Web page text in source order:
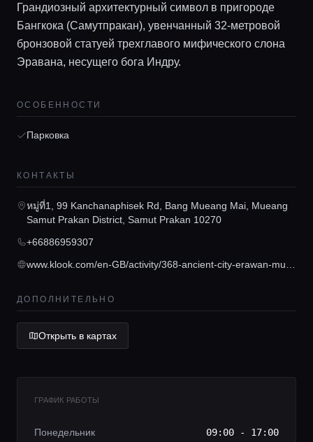
Главная
Локации
Гиды
Консьерж сервис
Грандиозный архитектурный символ в пригороде
Бангкока (Самутпракан), увенчанный 32-метровой
бронзовой статуей трехглавого мифического слона
Эравана, несущего бога Индру.
ОСОБЕННОСТИ
Парковка
КОНТАКТЫ
หมู่ที่1, 99 Kanchanaphisek Rd, Bang Mueang Mai, Mueang
Samut Prakan District, Samut Prakan 10270
+66886959307
ДОПОЛНИТЕЛЬНО
Открыть в картах
ГРАФИК РАБОТЫ
Понедельник 09:00 - 17:00